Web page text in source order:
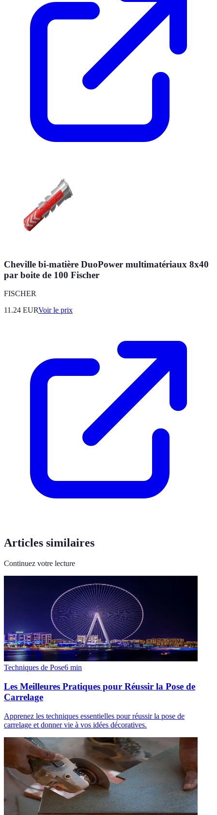
Cheville bi-matière DuoPower multimatériaux 8x40
par boite de 100 Fischer
FISCHER
11.24 EURVoir le prix
Articles similaires
Continuez votre lecture
Techniques de Pose6 min
Les Meilleures Pratiques pour Réussir la Pose de
Carrelage
Apprenez les techniques essentielles pour réussir la pose de
carrelage et donner vie à vos idées décoratives.